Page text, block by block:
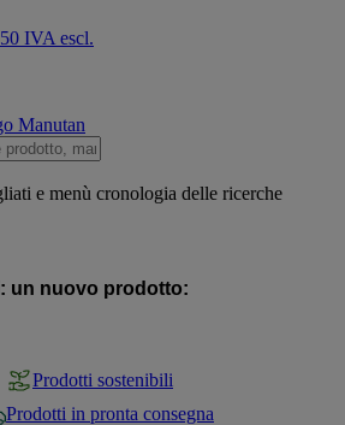
IVA escl.
e menù cronologia delle ricerche
un nuovo prodotto:
Prodotti sostenibili
Prodotti in pronta consegna